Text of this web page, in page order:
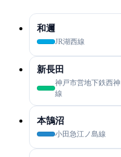
和邇
JR湖西線
新長田
神戸市営地下鉄西神
線
本鵠沼
小田急江ノ島線